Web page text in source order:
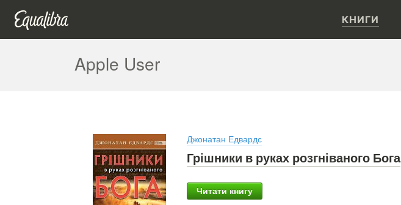
КНИГИ
Apple User
Джонатан Едвардс
Грішники в руках розгніваного Бога
Читати книгу